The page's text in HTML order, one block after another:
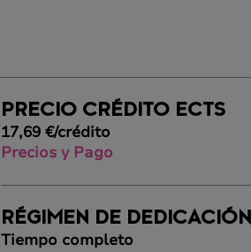
PRECIO CRÉDITO ECTS
17,69 €/crédito
Precios y Pago
RÉGIMEN DE DEDICACIÓN
Tiempo completo